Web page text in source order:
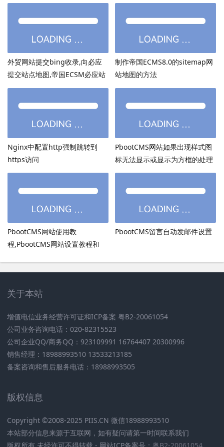
外贸网站提交bing收录,向必应
提交站点地图,帝国ECSM必应站
点图sitemap提交
制作帝国ECMS8.0的sitemap网
站地图的方法
Nginx中配置http强制跳转到
https访问
PbootCMS网站如果出现样式图
标无法显示或显示为方框的处理
方法
PbootCMS网站使用教
程,PbootCMS网站设置教程和
PbootCMS留言自动发邮件设置
关于本站
增值电信业务经营许可证和ICP备案 粤B2-20061054
公司业务咨询电话：020-82315523
公司企业QQ/商务QQ：923109991 16764407 20300996
销售经理：18988993510 13533213185
备案咨询和售后服务电话：18988993505
版权信息
Copyright ©2008-2025 PIIS.CN 微信18988993510
本站部分信息来源于互联网，如有疑问请第一时间联系我们